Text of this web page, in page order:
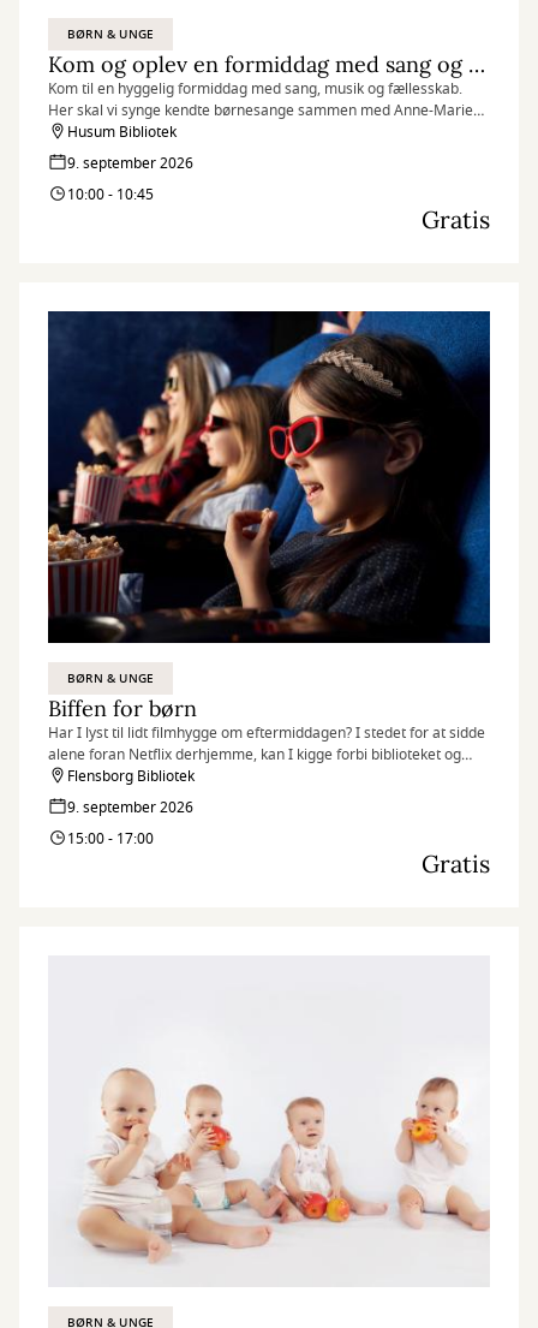
BØRN & UNGE
Kom og oplev en formiddag med sang og fællesskab
Kom til en hyggelig formiddag med sang, musik og fællesskab.
Her skal vi synge kendte børnesange sammen med Anne-Marie
og hendes guitar.
Husum Bibliotek
9. september 2026
10:00 - 10:45
Gratis
BØRN & UNGE
Biffen for børn
Har I lyst til lidt filmhygge om eftermiddagen? I stedet for at sidde
alene foran Netflix derhjemme, kan I kigge forbi biblioteket og
nyde en børnefilm sammen med andre børn.
Flensborg Bibliotek
9. september 2026
15:00 - 17:00
Gratis
BØRN & UNGE